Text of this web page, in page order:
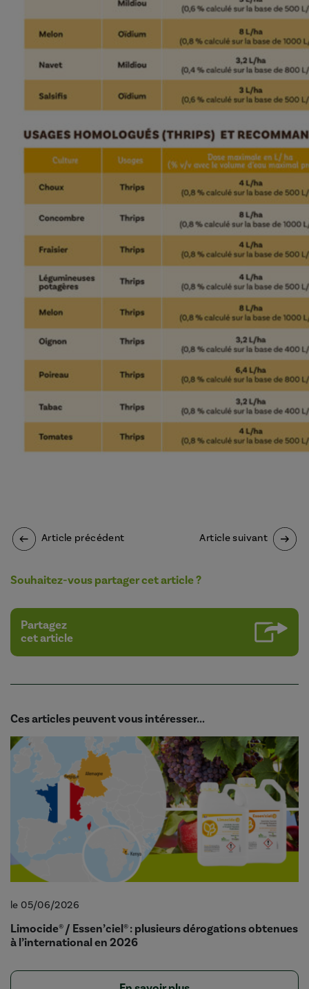
Article précédent Article suivant
Souhaitez-vous partager cet article ?
Partagez
cet article
Ces articles peuvent vous intéresser...
le 05/06/2026
Limocide® / Essen’ciel® : plusieurs dérogations obtenues
à l’international en 2026